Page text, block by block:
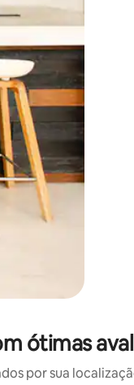
e deslizando o dedo
ótimas
por sua